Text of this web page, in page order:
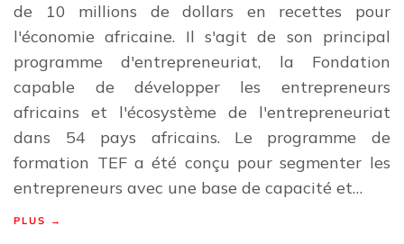
de 10 millions de dollars en recettes pour
l'économie africaine. Il s'agit de son principal
programme d'entrepreneuriat, la Fondation
capable de développer les entrepreneurs
africains et l'écosystème de l'entrepreneuriat
dans 54 pays africains. Le programme de
formation TEF a été conçu pour segmenter les
entrepreneurs avec une base de capacité et…
PLUS →